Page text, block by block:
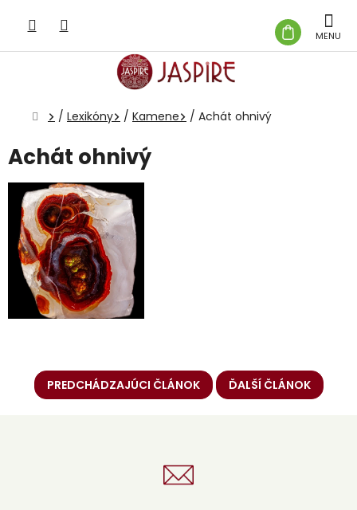
obsah
KOŠÍK
Domov
/ Lexikóny / Kamene / Achát ohnivý
Achát ohnivý
PREDCHÁDZAJÚCI ČLÁNOK ĎALŠÍ ČLÁNOK